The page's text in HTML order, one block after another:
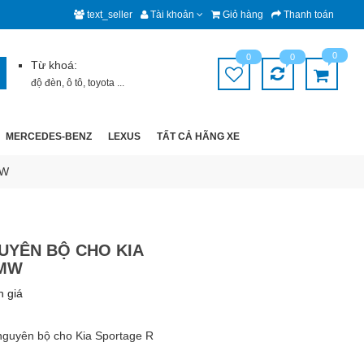
text_seller Tài khoản Giỏ hàng Thanh toán
Từ khoá:
độ đèn,ô tô,toyota ...
0 0 0
MERCEDES-BENZ LEXUS TẤT CẢ HÃNG XE
BỘ CHO KIA
giá
bộ cho Kia Sportage R